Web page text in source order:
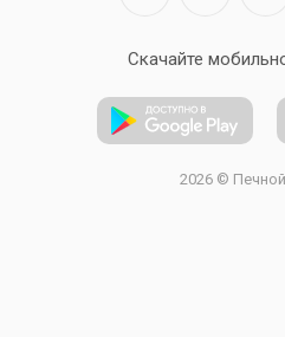
Скачайте
2026 ©